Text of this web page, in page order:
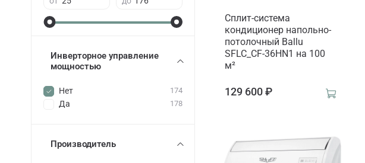
Сплит-система
кондиционер напольно-
потолочный Ballu
SFLC_CF-36HN1 на 100
м²
129 600 ₽
Инверторное управление
мощностью
Нет 174
Да 178
Производитель